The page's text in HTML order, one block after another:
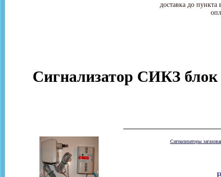
доставка до
Сигнализатор СИКЗ блок
Сигнализаторы